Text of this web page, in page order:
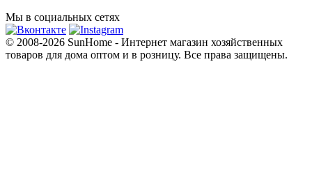
Мы в социальных сетях
© 2008-2026 SunHome - Интернет магазин хозяйственных
товаров для дома оптом и в розницу. Все права защищены.